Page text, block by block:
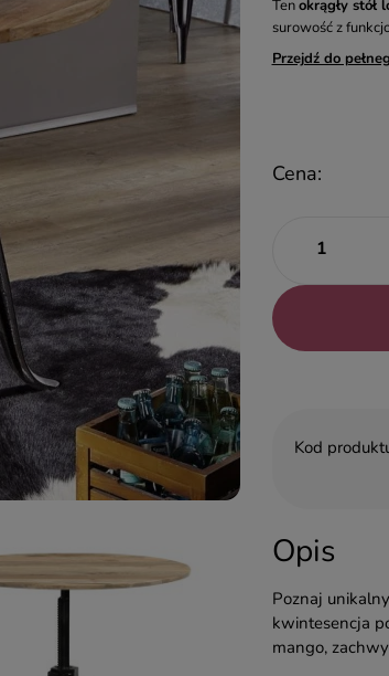
Tenokrągły stół
surowość z
Przejdź do
Cena:
Kod
Opis
Poznaj
kwintesencja
mango,